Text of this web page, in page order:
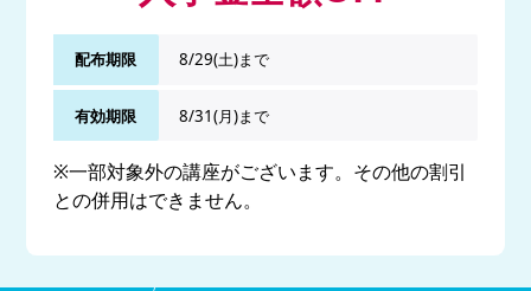
配布期限 8/29(土)まで
有効期限 8/31(月)まで
※一部対象外の講座がございます。その他の割引
との併用はできません。